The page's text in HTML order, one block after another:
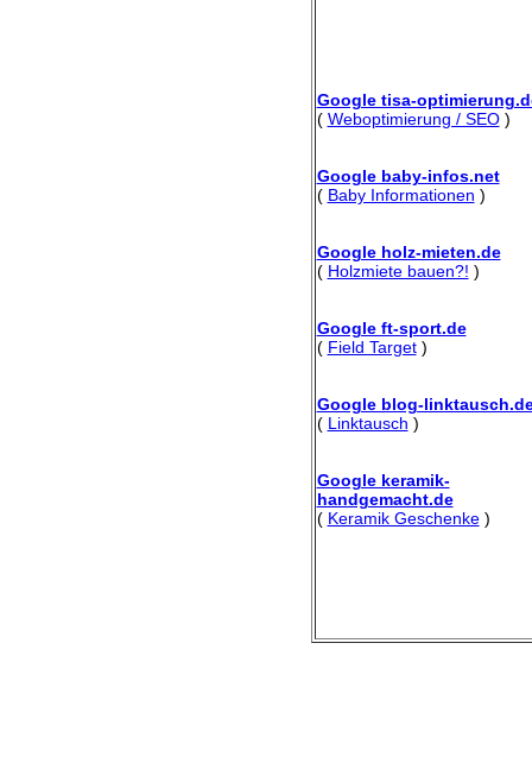
Google tisa-
( Weboptimierung / SEO)
Google baby-infos.net
( Baby Informationen )
Google holz-mieten.de
( Holzmiete bauen?! )
Google ft-sport.de
( Field Target)
Google blog-
( Linktausch )
Google keramik-
handgemacht.de
( Keramik Geschenke)